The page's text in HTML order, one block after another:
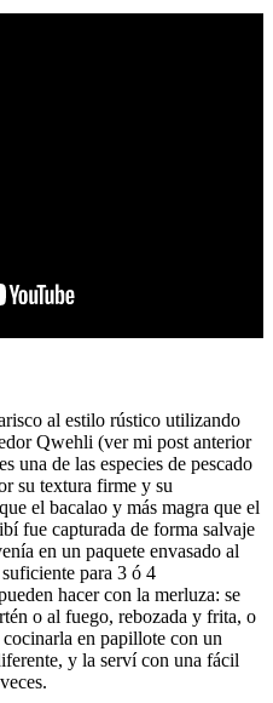
al estilo rústico utilizando
Qwehli (ver mi post anterior
una de las especies de pescado
su textura firme y su
el bacalao y más magra que el
fue capturada de forma salvaje
en un paquete envasado al
para 3 ó 4
hacer con la merluza: se
o al fuego, rebozada y frita, o
en papillote con un
y la serví con una fácil